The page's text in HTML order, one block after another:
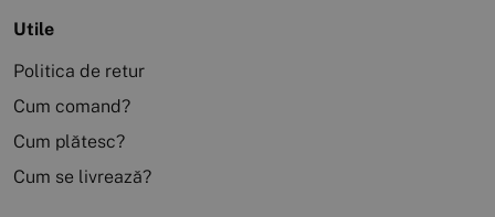
Utile
Politica de retur
Cum comand?
Cum plătesc?
Cum se livrează?